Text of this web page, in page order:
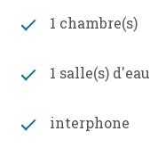
1 chambre(s)
1 salle(s) d'eau
interphone